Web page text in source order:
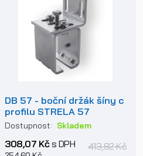
DB 57 - boční držák šíny c
profilu STRELA 57
Dostupnost: Skladem
308,07 Kčs DPH 413,82 Kč